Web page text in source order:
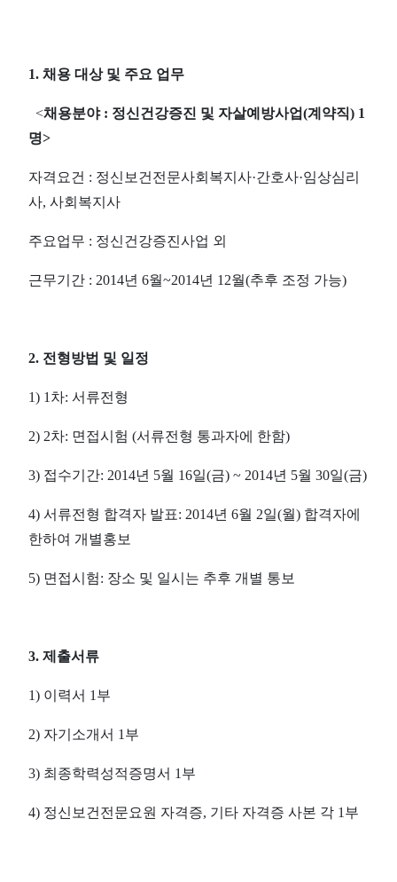
1. 채용 대상 및 주요 업무
<채 용분야 : 정신건강증진 및 자살예방사업(계약직) 1
명>
자격요건 : 정신보건전문사회복지사·간호사·임상심리
사, 사회복지사
주요업무 : 정신건강증진사업 외
근무기간 : 2014년 6월~2014년 12월(추후 조정 가능)
2. 전형방법 및 일정
1) 1차: 서류전형
2) 2차: 면접시험 (서류전형 통과자에 한함)
3) 접수기간: 2014년 5월 16일(금) ~ 2014년 5월 30일(금)
4) 서류전형 합격자 발표: 2014년 6월 2일(월) 합격자에
한하여 개별홍보
5) 면접시험: 장소 및 일시는 추후 개별 통보
3. 제출서류
1) 이력서 1부
2) 자기소개서 1부
3) 최종학력성적증명서 1부
4) 정신보건전문요원 자격증, 기타 자격증 사본 각 1부